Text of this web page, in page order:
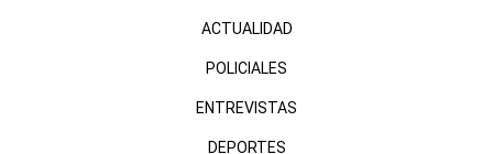
ACTUALIDAD
POLICIALES
ENTREVISTAS
DEPORTES